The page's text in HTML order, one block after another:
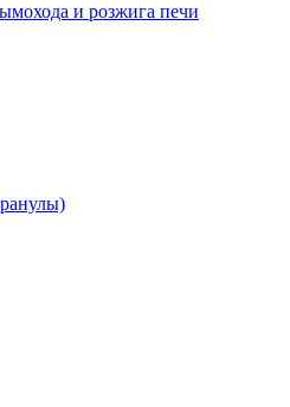
и розжига печи